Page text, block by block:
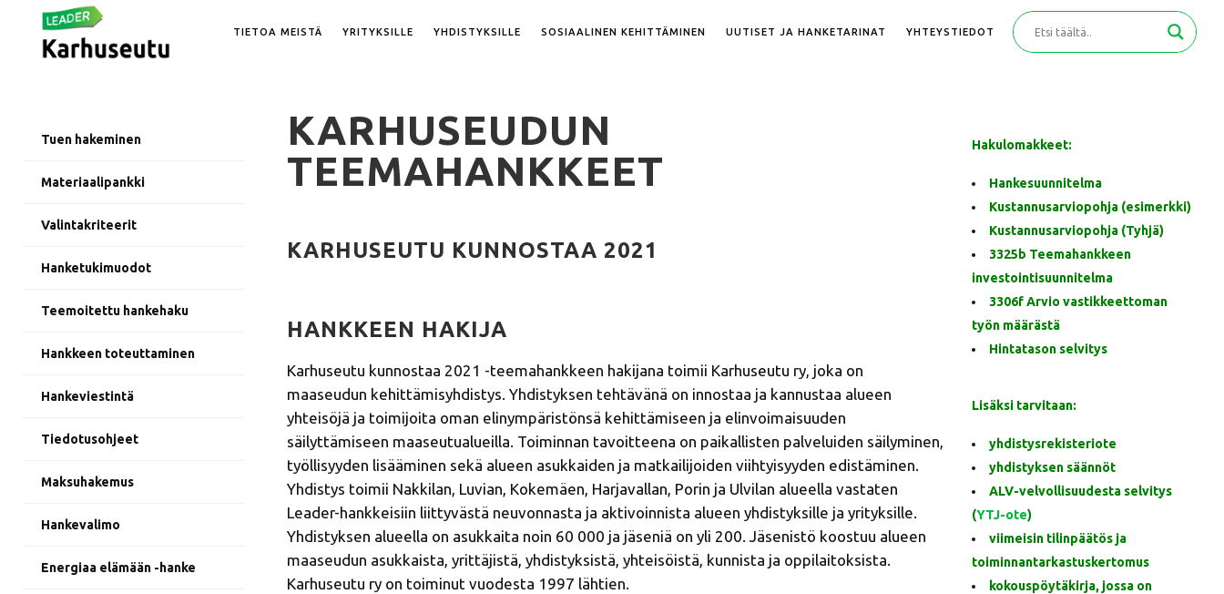
TIETOA MEISTÄ YRITYKSILLE YHDISTYKSILLE SOSIAALINEN KEHITTÄMINEN UUTISET JA HANKETARINAT YHTEYSTIEDOT
Tuen hakeminen
Materiaalipankki
Valintakriteerit
Hanketukimuodot
Teemoitettu hankehaku
Hankkeen toteuttaminen
Hankeviestintä
Tiedotusohjeet
Maksuhakemus
Hankevalimo
Energiaa elämään -hanke
KARHUSEUDUN
TEEMAHANKKEET
KARHUSEUTU KUNNOSTAA 2021​
HANKKEEN HAKIJA
Karhuseutu kunnostaa 2021 -­teemahankkeen hakijana toimii Karhuseutu ry, joka on
maaseudun kehittämisyhdistys. Yhdistyksen tehtävänä on innostaa ja kannustaa alueen
yhteisöjä ja toimijoita oman elinympäristönsä kehittämiseen ja elinvoimaisuuden
säilyttämiseen maaseutualueilla. Toiminnan tavoitteena on paikallisten palveluiden säilyminen,
työllisyyden lisääminen sekä alueen asukkaiden ja matkailijoiden viihtyisyyden edistäminen.
Yhdistys toimii Nakkilan, Luvian, Kokemäen, Harjavallan, Porin ja Ulvilan alueella vastaten
Leader­-hankkeisiin liittyvästä neuvonnasta ja aktivoinnista alueen yhdistyksille ja yrityksille.
Yhdistyksen alueella on asukkaita noin 60 000 ja jäseniä on yli 200. Jäsenistö koostuu alueen
maaseudun asukkaista, yrittäjistä, yhdistyksistä, yhteisöistä, kunnista ja oppilaitoksista.
Karhuseutu ry on toiminut vuodesta 1997 lähtien.
Hakulomakkeet:
Hankesuunnitelma
Kustannusarviopohja (esimerkki)
Kustannusarviopohja (Tyhjä)
3325b Teemahankkeen
investointisuunnitelma
3306f Arvio vastikkeettoman
työn määrästä
Hintatason selvitys
Lisäksi tarvitaan:
yhdistysrekisteriote
yhdistyksen säännöt
ALV-velvollisuudesta selvitys
(YTJ-ote)
viimeisin tilinpäätös ja
toiminnantarkastuskertomus
kokouspöytäkirja, jossa on